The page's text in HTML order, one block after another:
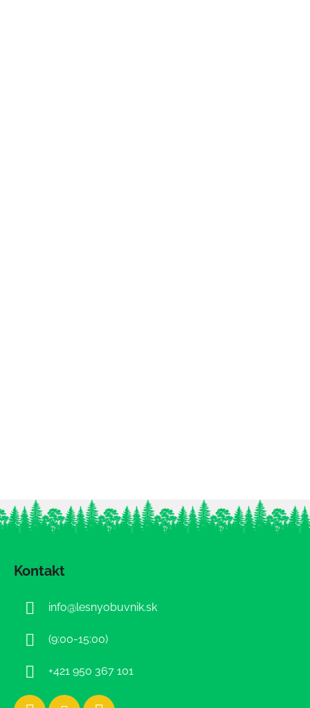
Kontakt
info@lesnyobuvnik.sk
(9:00-15:00)
+421 950 367 101